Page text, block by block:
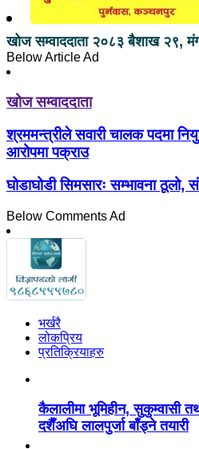
खोज सम्वाददाता २०८३ बैशाख २९,
Below Article Ad
खोज सम्वाददाता
श्रममन्त्रीले सवारी चालक पदमा
आरोपमा पक्राउ
घोडाघोडी सिमसारः सम्भावना ठूलो,
Below Comments Ad
भर्खरै
लोकप्रिय
प्रतिक्रियाहरु
कैलालीमा भूमिहीन, सुकुम्वासी
दशैँअघि लालपुर्जा बाँड्ने तयारी